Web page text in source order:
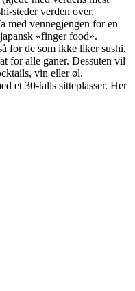
steder verden over.
med vennegjengen for en
«finger food».
for de som ikke liker sushi.
for alle ganer. Dessuten vil
vin eller øl.
et 30-talls sitteplasser. Her